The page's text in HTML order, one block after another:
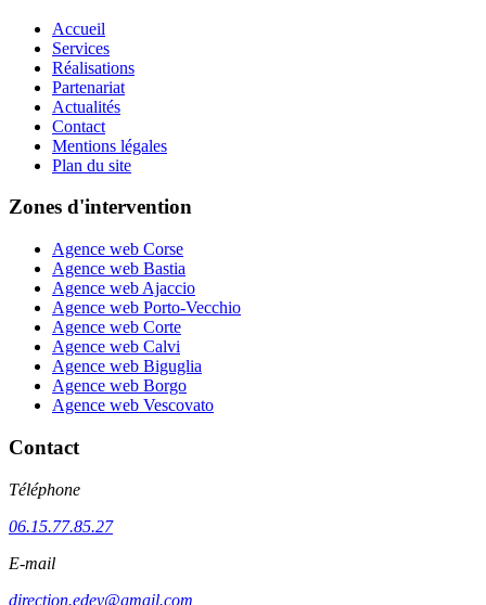
Accueil
Services
Réalisations
Partenariat
Actualités
Contact
Mentions légales
Plan du site
Zones d'intervention
Agence web Corse
Agence web Bastia
Agence web Ajaccio
Agence web Porto-Vecchio
Agence web Corte
Agence web Calvi
Agence web Biguglia
Agence web Borgo
Agence web Vescovato
Contact
Téléphone
06.15.77.85.27
E-mail
direction.edev@gmail.com